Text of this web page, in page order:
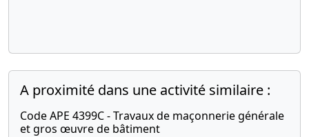
A proximité dans une activité similaire :
Code APE 4399C - Travaux de maçonnerie générale
et gros œuvre de bâtiment